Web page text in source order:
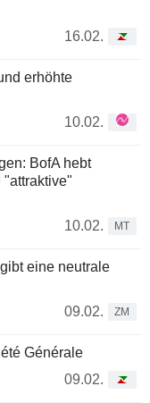
16.02.
erhöhte
10.02.
BofA hebt
10.02.
MT
eine neutrale
09.02.
ZM
Générale
09.02.